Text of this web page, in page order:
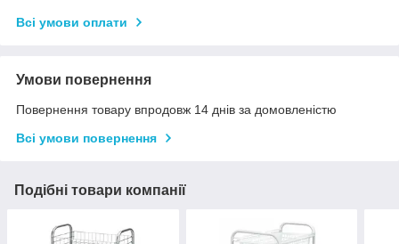
Всі умови оплати
Умови повернення
Повернення товару впродовж 14 днів за домовленістю
Всі умови повернення
Подібні товари компанії